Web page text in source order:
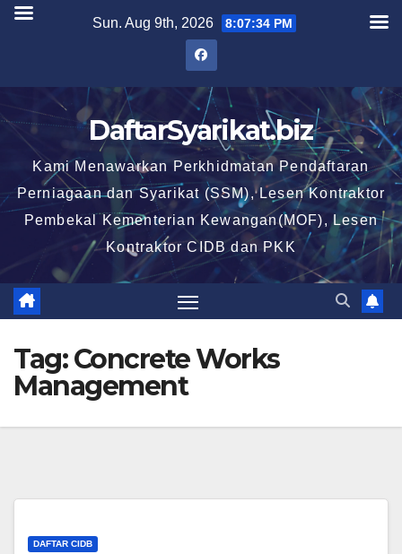
Skip
Sun. Aug 9th, 2026 8:07:35 PM
DaftarSyarikat.biz
Kami Menawarkan Perkhidmatan Pendaftaran
Perniagaan dan Syarikat (SSM), Lesen Kontraktor
Pembekal Kementerian Kewangan(MOF), Lesen
Kontraktor CIDB dan PKK
Tag:Concrete Works
Management
DAFTAR CIDB